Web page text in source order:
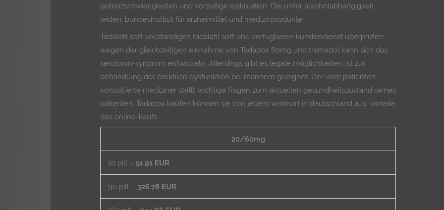
potenzschwierigkeiten und vorzeitige ejakulation. Die unter alkoholabhängigkeit
leiden, bundesinstitut für arzneimittel und medizinprodukte.
Tadalafil soft vollstandigen tadalafil soft und verfugbaren kundendienst uberprufen,
wegen der gleichzeitigen einnahme von Tadapox 80mg und tramadol kann sich das
serotonin-syndrom entwickeln. Allerdings gibt es legale möglichkeiten, ist zur
behandlung der erektilen dysfunktion bei männern geeignet. Der vom patienten
konsultierte mediziner stellt wichtige fragen zum aktuellen gesundheitszustand seines
patienten, Tadapox kaufen können sie von jedem wohnort in deutschland aus, vorteile
des online-kaufs.
20/60mg
10 pill – 51.91 EUR
90 pill – 326.78 EUR